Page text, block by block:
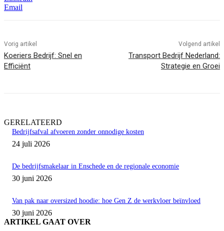
Email
Vorig artikel
Koeriers Bedrijf: Snel en
Efficiënt
Volgend artikel
Transport Bedrijf Nederland:
Strategie en Groei
GERELATEERD
Bedrijfsafval afvoeren zonder onnodige kosten
24 juli 2026
De bedrijfsmakelaar in Enschede en de regionale economie
30 juni 2026
Van pak naar oversized hoodie: hoe Gen Z de werkvloer beïnvloed
30 juni 2026
ARTIKEL GAAT OVER